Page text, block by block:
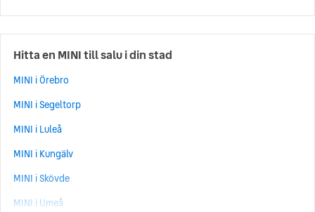
MINI Coupé (7)
MINI Countryman E
MINI Countryman S ALL4
MINI Paceman
MINI Cooper Cabrio
MINI Cooper S Cabrio
MINI Countryman S
Hitta en MINI till salu i din stad
MINI i Örebro
MINI i Segeltorp
MINI i Luleå
MINI i Kungälv
MINI i Skövde
MINI i Umeå